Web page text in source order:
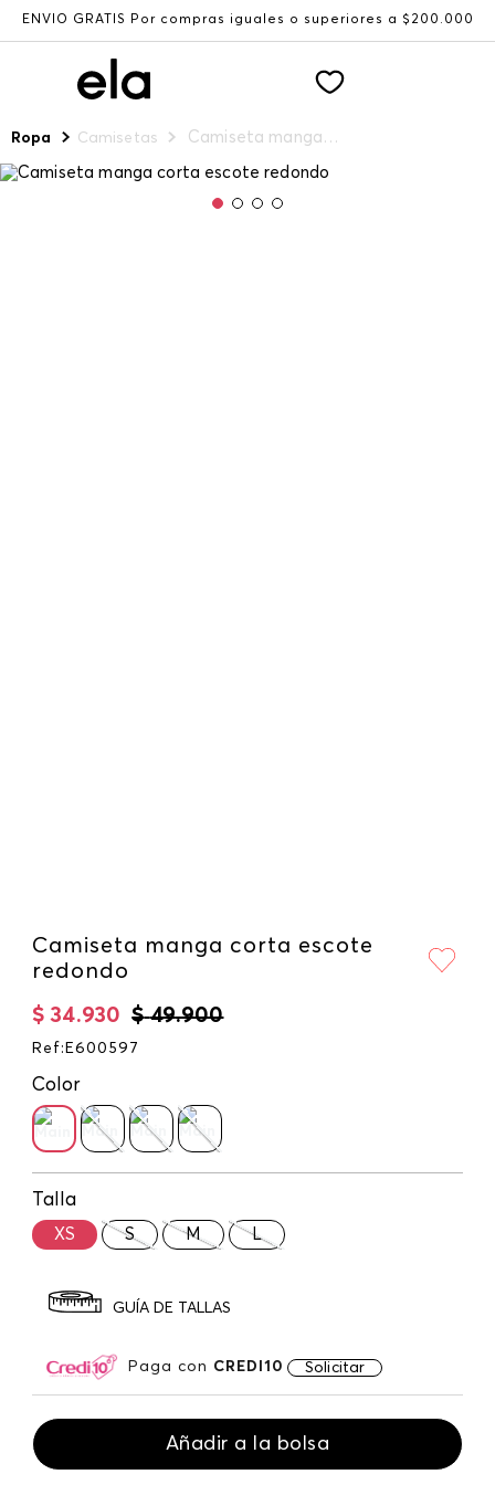
ENVÍO GRATIS Por compras iguales o superiores a $200.000
Ropa Camisetas Camiseta manga corta escote redondo
Camiseta manga corta escote
redondo
$ 49.900
$ 34.930
Ref : E600597
Color
Talla
XS S M L
GUÍA DE TALLAS
Paga con CREDI10 Solicitar
Añadir a la bolsa